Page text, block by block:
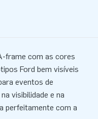
frame com as cores
Ford bem visíveis
eventos de
visibilidade e na
perfeitamente com a